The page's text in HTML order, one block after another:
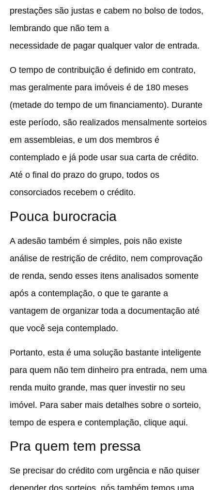
prestações são justas e cabem no bolso de todos,
lembrando que não tem a
necessidade de pagar qualquer valor de entrada.
O tempo de contribuição é definido em contrato,
mas geralmente para imóveis é de 180 meses
(metade do tempo de um financiamento). Durante
este período, são realizados mensalmente sorteios
em assembleias, e um dos membros é
contemplado e já pode usar sua carta de crédito.
Até o final do prazo do grupo, todos os
consorciados recebem o crédito.
Pouca burocracia
A adesão também é simples, pois não existe
análise de restrição de crédito, nem comprovação
de renda, sendo esses itens analisados somente
após a contemplação, o que te garante a
vantagem de organizar toda a documentação até
que você seja contemplado.
Portanto, esta é uma solução bastante inteligente
para quem não tem dinheiro pra entrada, nem uma
renda muito grande, mas quer investir no seu
imóvel. Para saber mais detalhes sobre o sorteio,
tempo de espera e contemplação, clique aqui.
Pra quem tem pressa
Se precisar do crédito com urgência e não quiser